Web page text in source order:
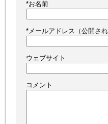
*お名前
* メールアドレス（公開され
ウェブサイト
コメント